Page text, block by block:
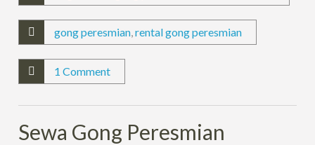
gong peresmian,rental gong peresmian
1 Comment
Sewa Gong Peresmian